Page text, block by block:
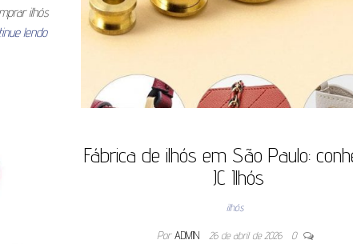
ilhós
lendo
Fábrica de ilhós em São Paulo:
JC Ilhós
ilhós
Por ADMIN 26 de abril de 2026 0